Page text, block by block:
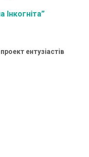
Інкогніта”
ентузіастів